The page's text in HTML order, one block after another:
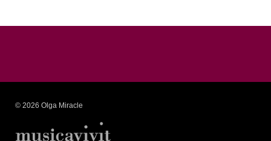
© 2026 Olga Miracle